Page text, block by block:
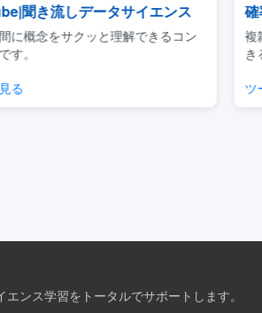
聞き流しデータサイエンス
に概念をサクッと理解できるコン
。
確
複
き
ツ
ンス学習をトータルでサポートします。